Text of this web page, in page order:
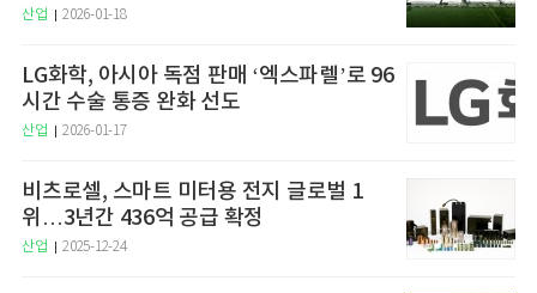
산업 2026-01-18
LG화학, 아시아 독점 판매 ‘엑스파렐’로 96
시간 수술 통증 완화 선도
산업 2026-01-17
비츠로셀, 스마트 미터용 전지 글로벌 1
위…3년간 436억 공급 확정
산업 2025-12-24